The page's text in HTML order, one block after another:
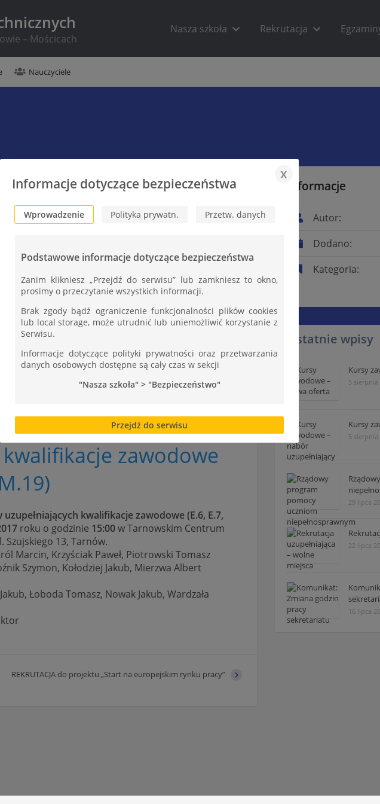
– Mościcach
Nasza szkoła Rekrutacja
Nauczyciele
ZST
zawodowe
uzupełniających kwalifikacje zawodowe (E.6, E.7,
roku o godzinie 15:00w Tarnowskim Centrum
Szujskiego 13, Tarnów.
Marcin, Krzyściak Paweł, Piotrowski Tomasz
Szymon, Kołodziej Jakub, Mierzwa Albert
Łoboda Tomasz, Nowak Jakub, Wardzała
REKRUTACJA do projektu „Start na europejskim rynku pracy”
Informacje
Autor:
Dodano:
Kategoria:
Ostatnie wpisy
Kursy
5 sierpnia
Kursy
5 sierpnia
29 lipca
22 lipca
16 lipca
Informacje dotyczące bezpieczeństwa
x
Wprowadzenie Polityka prywatn. Przetw. danych
Podstawowe informacje dotyczące bezpieczeństwa
Zanim klikniesz „Przejdź do serwisu” lub zamkniesz to okno,
prosimy o przeczytanie wszystkich informacji.
Brak zgody bądź ograniczenie funkcjonalności plików cookies
lub local storage, może utrudnić lub uniemożliwić korzystanie z
Serwisu.
Informacje dotyczące polityki prywatności oraz przetwarzania
danych osobowych dostępne są cały czas w sekcji
"Nasza szkoła" > "Bezpieczeństwo"
Przejdź do serwisu